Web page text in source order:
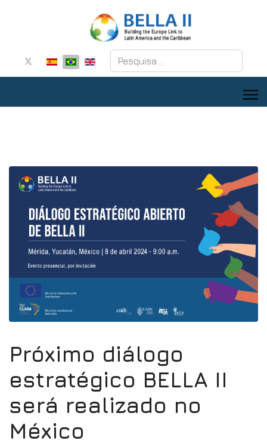
Pesquisar
Próximo diálogo
estratégico BELLA II
será realizado no
México